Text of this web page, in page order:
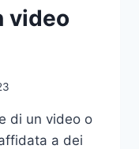
video
di un video o
a dei